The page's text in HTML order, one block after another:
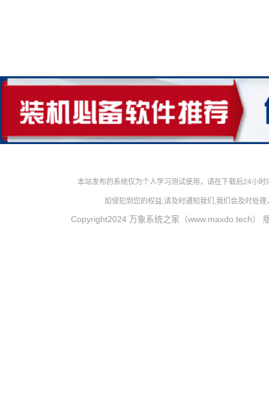
本站发布的系统仅为个人学习测试使用，请在下载后24小
如侵犯到您的权益,请及时通知我们,我们会及时处
Copyright2024 万象系统之家（www.maxdo.tech）